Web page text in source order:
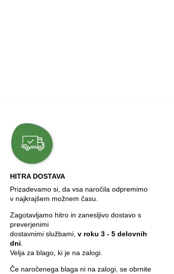
HITRA DOSTAVA
Prizadevamo si, da vsa naročila odpremimo
v najkrajšem možnem času.
Zagotavljamo hitro in zanesljivo dostavo s
preverjenimi
dostavnimi službami, v roku 3 - 5 delovnih
dni
Velja za blago, ki je na zalogi.
Če naročenega blaga ni na zalogi, se obrnite